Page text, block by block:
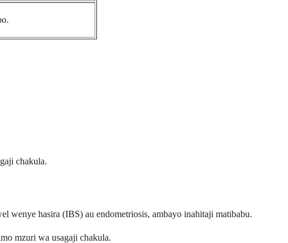
chakula.
hasira (IBS) au endometriosis, ambayo inahitaji matibabu.
mzuri wa usagaji chakula.